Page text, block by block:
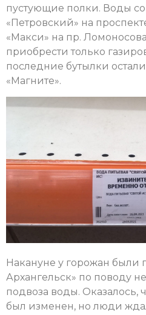
пустующие полки. Воды
«Петровский» на
«Макси» на пр.
приобрести только
последние бутылки
«Магните».
Накануне у горожан были
Архангельск» по поводу
подвоза воды. Оказалось,
был изменен, но люди